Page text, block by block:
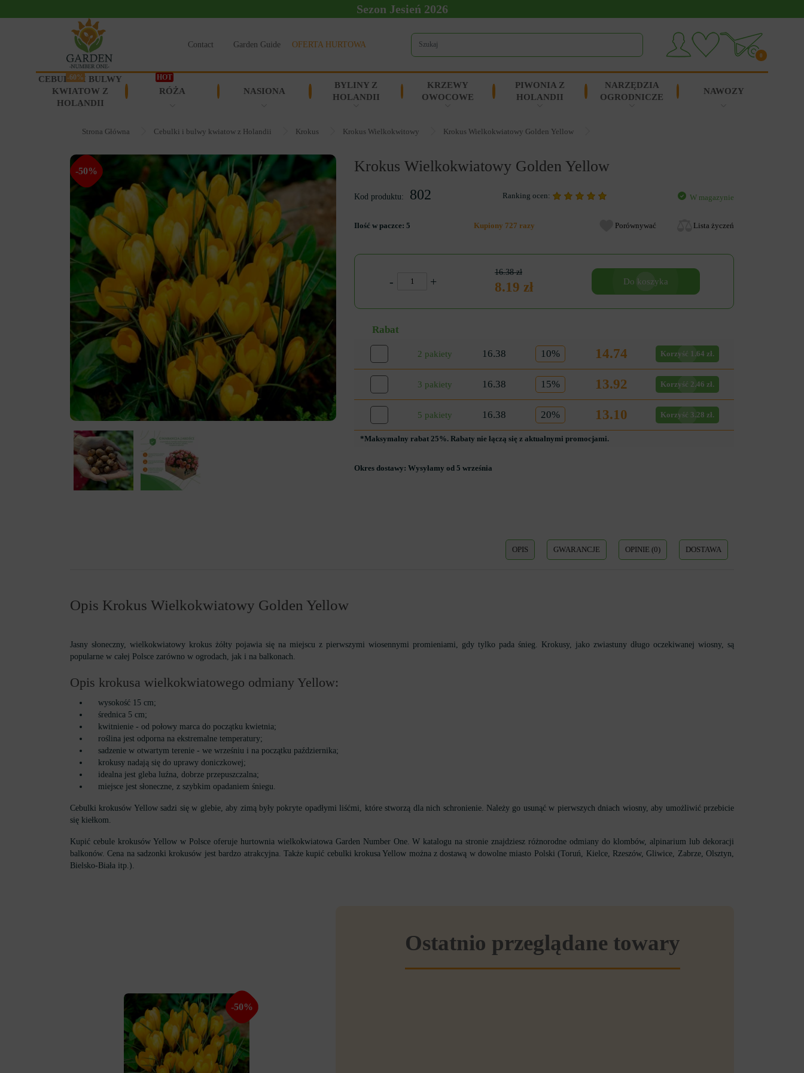
Sezon Jesień 2026
Contact Garden Guide OFERTA HURTOWA
0
CEBULKI I BULWY
KWIATOW Z
HOLANDII
-60%
RÓŻA
HOT
NASIONA
BYLINY Z
HOLANDII
KRZEWY
OWOCOWE
PIWONIA Z
HOLANDII
NARZĘDZIA
OGRODNICZE
NAWOZY
Strona Główna Cebulki i bulwy kwiatow z Holandii Krokus Krokus Wielkokwitowy Krokus Wielkokwiatowy Golden Yellow
-50% Krokus Wielkokwiatowy Golden Yellow
Kod produktu: 802 Ranking ocen: W magazynie
Ilość w paczce: 5 Kupiony 727 razy Porównywać Lista życzeń
- +
16.38 zł
8.19 zł Do koszyka
Rabat
2 pakiety 16.38 10% 14.74 Korzyść 1.64 zł.
3 pakiety 16.38 15% 13.92 Korzyść 2.46 zł.
5 pakiety 16.38 20% 13.10 Korzyść 3.28 zł.
*Maksymalny rabat 25%. Rabaty nie łączą się z aktualnymi promocjami.
Okres dostawy: Wysyłamy od 5 września
OPIS GWARANCJE OPINIE (0) DOSTAWA
Opis Krokus Wielkokwiatowy Golden Yellow
Jasny słoneczny, wielkokwiatowy krokus żółty pojawia się na miejscu z pierwszymi wiosennymi promieniami, gdy tylko pada śnieg. Krokusy, jako zwiastuny długo oczekiwanej wiosny, są
popularne w całej Polsce zarówno w ogrodach, jak i na balkonach.
Opis krokusa wielkokwiatowego odmiany Yellow:
wysokość 15 cm;
średnica 5 cm;
kwitnienie - od połowy marca do początku kwietnia;
roślina jest odporna na ekstremalne temperatury;
sadzenie w otwartym terenie - we wrześniu i na początku października;
krokusy nadają się do uprawy doniczkowej;
idealna jest gleba luźna, dobrze przepuszczalna;
miejsce jest słoneczne, z szybkim opadaniem śniegu.
Cebulki krokusów Yellow sadzi się w glebie, aby zimą były pokryte opadłymi liśćmi, które stworzą dla nich schronienie. Należy go usunąć w pierwszych dniach wiosny, aby umożliwić przebicie
się kiełkom.
Kupić cebule krokusów Yellow w Polsce oferuje hurtownia wielkokwiatowa Garden Number One. W katalogu na stronie znajdziesz różnorodne odmiany do klombów, alpinarium lub dekoracji
balkonów. Cena na sadzonki krokusów jest bardzo atrakcyjna. Także kupić cebulki krokusa Yellow można z dostawą w dowolne miasto Polski (Toruń, Kielce, Rzeszów, Gliwice, Zabrze, Olsztyn,
Bielsko-Biała itp.).
Ostatnio przeglądane towary
-50%